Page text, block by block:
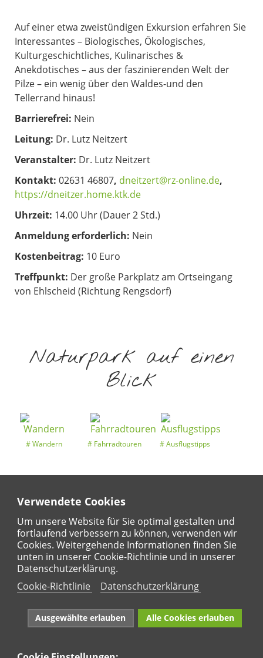
Verwendete Cookies
Um unsere Website für Sie optimal gestalten und
fortlaufend verbessern zu können, verwenden wir
Cookies. Weitergehende Informationen finden Sie
unten in unserer Cookie-Richtlinie und in unserer
Datenschutzerklärung.
Cookie-Richtlinie
Datenschutzerklärung
Ausgewählte erlauben Alle Cookies erlauben
Auf einer etwa zweistündigen Exkursion erfahren Sie
Interessantes – Biologisches, Ökologisches,
Kulturgeschichtliches, Kulinarisches &
Anekdotisches – aus der faszinierenden Welt der
Pilze – ein wenig über den Waldes-und den
Tellerrand hinaus!
Barrierefrei: Nein
Leitung: Dr. Lutz Neitzert
Veranstalter: Dr. Lutz Neitzert
Kontakt: 02631 46807, dneitzert@rz-online.de,
https://dneitzer.home.ktk.de
Uhrzeit: 14.00 Uhr (Dauer 2 Std.)
Anmeldung erforderlich: Nein
Kostenbeitrag: 10 Euro
Treffpunkt: Der große Parkplatz am Ortseingang
von Ehlscheid (Richtung Rengsdorf)
Naturpark auf einen
Blick
Wandern Fahrradtouren Ausflugstipps
Entdeckertouren Ansichten
Regional
Karte